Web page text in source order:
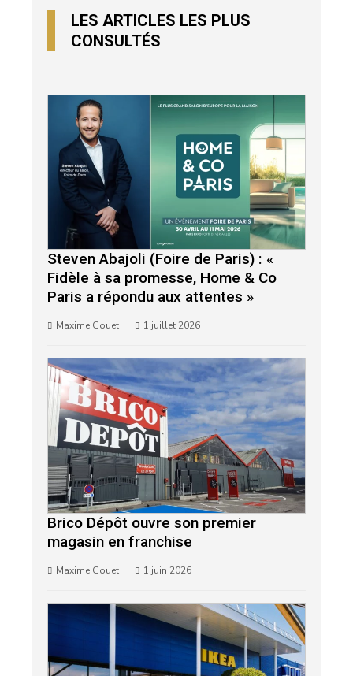
LES ARTICLES LES PLUS
CONSULTÉS
Steven Abajoli (Foire de Paris) : «
Fidèle à sa promesse, Home & Co
Paris a répondu aux attentes »
Maxime Gouet 1 juillet 2026
Brico Dépôt ouvre son premier
magasin en franchise
Maxime Gouet 1 juin 2026